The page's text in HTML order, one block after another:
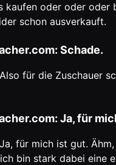
kaufen oder oder oder
schon ausverkauft.
Schade.
Also für die Zuschauer
Ja, für
Ja, für mich ist gut.
bin stark dabei eine